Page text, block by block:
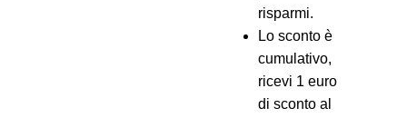
risparmi.
Lo sconto è
cumulativo,
ricevi 1 euro
di sconto al